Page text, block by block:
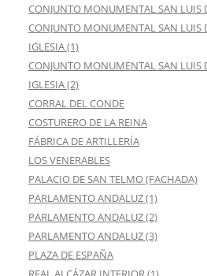
CONJUNTO MONUMENTAL SAN LUIS
CONJUNTO MONUMENTAL SAN LUIS
IGLESIA (1)
CONJUNTO MONUMENTAL SAN LUIS
IGLESIA (2)
CORRAL DEL CONDE
COSTURERO DE LA REINA
FÁBRICA DE ARTILLERÍA
LOS VENERABLES
PALACIO DE SAN TELMO (FACHADA)
PARLAMENTO ANDALUZ (1)
PARLAMENTO ANDALUZ (2)
PARLAMENTO ANDALUZ (3)
PLAZA DE ESPAÑA